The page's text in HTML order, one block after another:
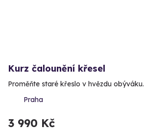
Kurz čalounění křesel
Proměňte staré křeslo v hvězdu obýváku.
Praha
3 990 Kč